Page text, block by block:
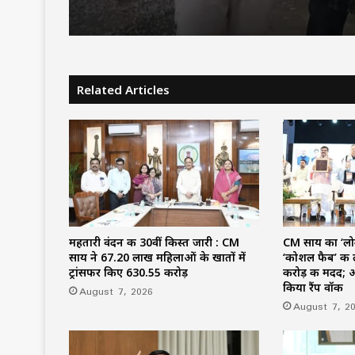
फोटो-वीडियो इंस्टाग्राम पर
वायरल, गिरफ्तार
जानें पूरा शेड्यूल…
Related Articles
महतारी वंदन की 30वीं किस्त जारी : CM
साय ने 67.20 लाख महिलाओं के खातों में
ट्रांसफर किए ₹630.55 करोड़
August 7, 2026
CM साय का
‘कोशल फैब’ की
करोड़ की मदद;
किया रैंप वॉक
August 7,